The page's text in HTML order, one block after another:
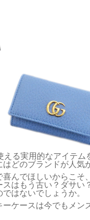
える実用的なアイテ
どのブランドが人気
んでほしいからこそ
はもう古い？ダサい
はないでしょうか。
ケースは今でもメン